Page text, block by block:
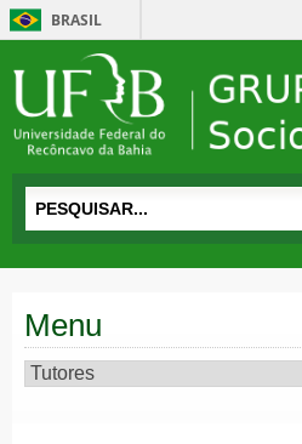
BRASIL
Menu